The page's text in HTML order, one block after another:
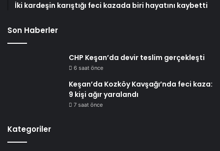
İki kardeşin karıştığı feci kazada biri hayatını kaybetti
Son Haberler
CHP Keşan’da devir teslim gerçekleşti
6 saat önce
Keşan’da Kozköy Kavşağı’nda feci kaza:
9 kişi ağır yaralandı
7 saat önce
Kategoriler